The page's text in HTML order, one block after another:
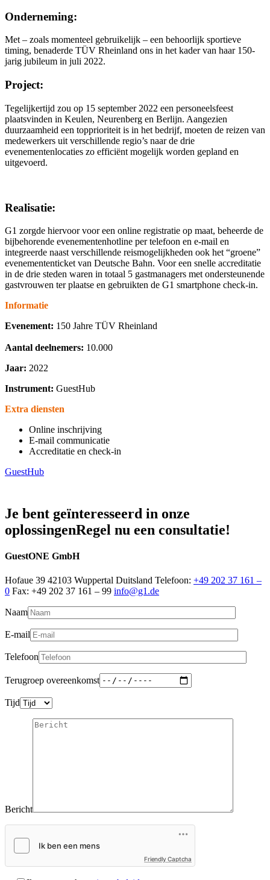
Onderneming:
Met – zoals momenteel gebruikelijk – een behoorlijk sportieve
timing, benaderde TÜV Rheinland ons in het kader van haar 150-
jarig jubileum in juli 2022.
Project:
Tegelijkertijd zou op 15 september 2022 een personeelsfeest
plaatsvinden in Keulen, Neurenberg en Berlijn. Aangezien
duurzaamheid een topprioriteit is in het bedrijf, moeten de reizen van
medewerkers uit verschillende regio’s naar de drie
evenementenlocaties zo efficiënt mogelijk worden gepland en
uitgevoerd.
Realisatie:
G1 zorgde hiervoor voor een online registratie op maat, beheerde de
bijbehorende evenementenhotline per telefoon en e-mail en
integreerde naast verschillende reismogelijkheden ook het “groene”
evenemententicket van Deutsche Bahn. Voor een snelle accreditatie
in de drie steden waren in totaal 5 gastmanagers met ondersteunende
gastvrouwen ter plaatse en gebruikten de G1 smartphone check-in.
Informatie
Evenement: 150 Jahre TÜV Rheinland
Aantal deelnemers: 10.000
Jaar: 2022
Instrument: GuestHub
Extra diensten
Online inschrijving
E-mail communicatie
Accreditatie en check-in
GuestHub
Je bent geïnteresseerd in onze
oplossingenRegel nu een consultatie!
GuestONE GmbH
Hofaue 39 42103 Wuppertal Duitsland Telefoon: +49 202 37 161 –
0 Fax: +49 202 37 161 – 99 info@g1.de
Naam
E-mail
Telefoon
Terugroep overeenkomst
Tijd
Bericht
Friendly Captcha